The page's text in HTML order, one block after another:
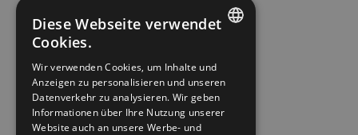
NORWEGIAN
GERMAN
Diese Webseite verwendet
Cookies.
Wir verwenden Cookies, um Inhalte und
Anzeigen zu personalisieren und unseren
Datenverkehr zu analysieren. Wir geben
Informationen über Ihre Nutzung unserer
Website auch an unsere Werbe- und